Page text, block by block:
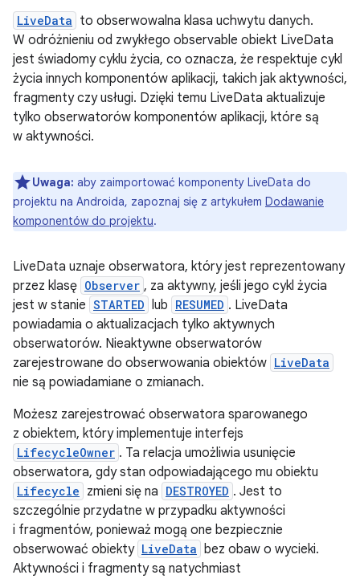
LiveData to obserwowalna klasa uchwytu danych.
W odróżnieniu od zwykłego observable obiekt LiveData
jest świadomy cyklu życia, co oznacza, że respektuje cykl
życia innych komponentów aplikacji, takich jak aktywności,
fragmenty czy usługi. Dzięki temu LiveData aktualizuje
tylko obserwatorów komponentów aplikacji, które są
w aktywności.
Uwaga: aby zaimportować komponenty LiveData do
projektu na Androida, zapoznaj się z artykułem Dodawanie
komponentów do projektu.
LiveData uznaje obserwatora, który jest reprezentowany
przez klasę Observer , za aktywny, jeśli jego cykl życia
jest w stanie STARTED lub RESUMED . LiveData
powiadamia o aktualizacjach tylko aktywnych
obserwatorów. Nieaktywne obserwatorów
zarejestrowane do obserwowania obiektów LiveData
nie są powiadamiane o zmianach.
Możesz zarejestrować obserwatora sparowanego
z obiektem, który implementuje interfejs
LifecycleOwner . Ta relacja umożliwia usunięcie
obserwatora, gdy stan odpowiadającego mu obiektu
Lifecycle zmieni się na DESTROYED . Jest to
szczególnie przydatne w przypadku aktywności
i fragmentów, ponieważ mogą one bezpiecznie
obserwować obiekty LiveData bez obaw o wycieki.
Aktywności i fragmenty są natychmiast